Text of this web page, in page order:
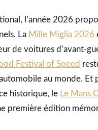
l’année 2026
La Mille Miglia 2026
de voitures d’avant-
Festival of Speed
au monde. Et
historique, le Le Mans
première édition